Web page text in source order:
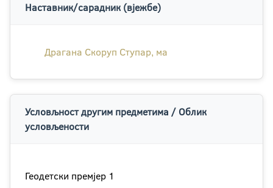
Наставник/сарадник (вјежбе)
Драгана Скоруп Ступар, ма
Условљност другим предметима / Облик
условљености
Геодетски премјер 1